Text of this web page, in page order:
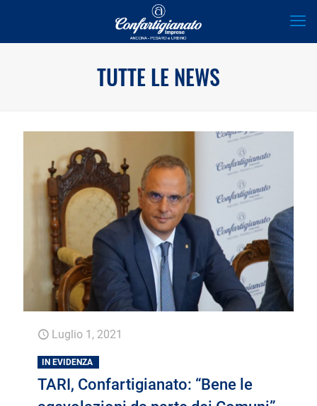
TUTTE LE NEWS
Luglio 1, 2021
IN EVIDENZA
TARI, Confartigianato: “Bene le